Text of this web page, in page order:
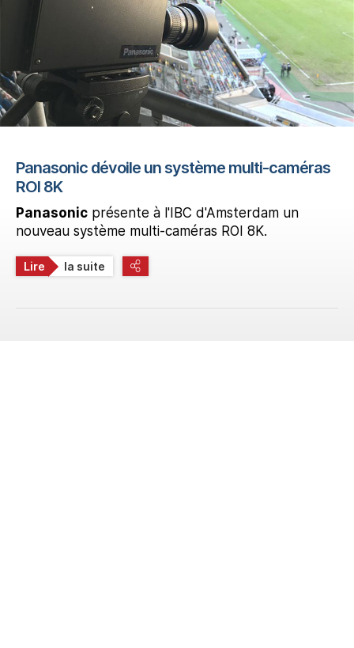
Panasonic dévoile un système multi-caméras
ROI 8K
Panasonic présente à l'IBC d'Amsterdam un
nouveau système multi-caméras ROI 8K.
Lire la suite